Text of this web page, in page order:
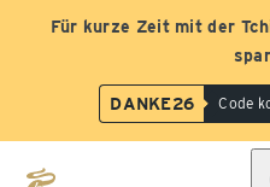
Für kurze Zeit mit der
DANKE26 Code